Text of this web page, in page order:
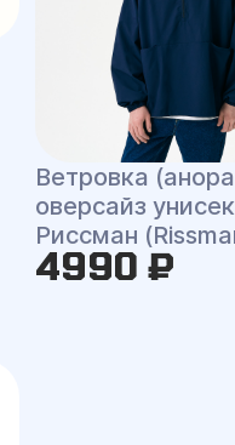
Ветровка
оверсайз
Риссман
4990 ₽